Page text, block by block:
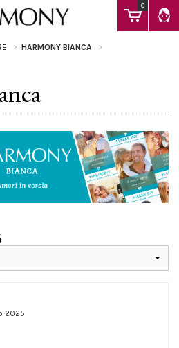
0
HARMONY BIANCA
2025